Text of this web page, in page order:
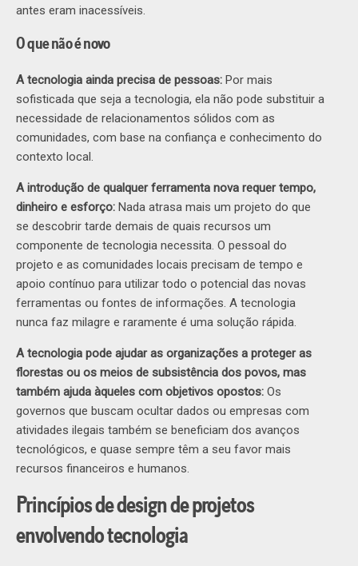
antes eram inacessíveis.
O que não é novo
A tecnologia ainda precisa de pessoas: Por mais
sofisticada que seja a tecnologia, ela não pode substituir a
necessidade de relacionamentos sólidos com as
comunidades, com base na confiança e conhecimento do
contexto local.
A introdução de qualquer ferramenta nova requer tempo,
dinheiro e esforço: Nada atrasa mais um projeto do que
se descobrir tarde demais de quais recursos um
componente de tecnologia necessita. O pessoal do
projeto e as comunidades locais precisam de tempo e
apoio contínuo para utilizar todo o potencial das novas
ferramentas ou fontes de informações. A tecnologia
nunca faz milagre e raramente é uma solução rápida.
A tecnologia pode ajudar as organizações a proteger as
florestas ou os meios de subsistência dos povos, mas
também ajuda àqueles com objetivos opostos: Os
governos que buscam ocultar dados ou empresas com
atividades ilegais também se beneficiam dos avanços
tecnológicos, e quase sempre têm a seu favor mais
recursos financeiros e humanos.
Princípios de design de projetos
envolvendo tecnologia